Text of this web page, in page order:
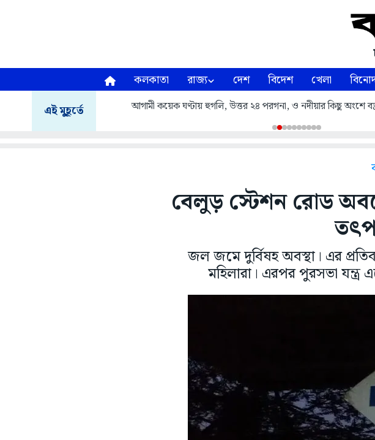
কলকাতা রাজ্য দেশ বিদেশ খেলা
এই মুহূর্তে আগামী কয়েক ঘণ্টায় হুগলি, উত্তর ২৪ পরগনা, ও নদীয়ার কিছু অংশে
বেলুড় স্টেশন রোড
জল জমে দুর্বিষহ অবস্থা। এর
মহিলারা। এরপর পুরসভা যন্ত্র